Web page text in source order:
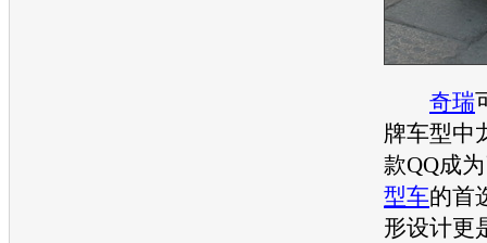
奇瑞
牌车型中
款QQ成
型车的首
形设计更